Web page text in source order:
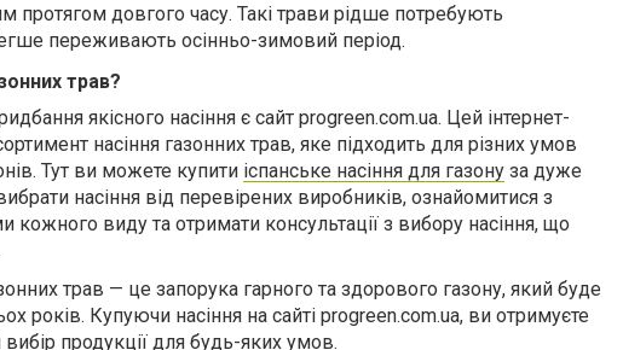
протягом довгого часу. Такі трави рідше потребують
переживають осінньо-зимовий період.
трав?
якісного насіння є сайт progreen.com.ua. Цей інтернет-
насіння газонних трав, яке підходить для різних умов
Тут ви можете купити іспанське насіння для газону за дуже
насіння від перевірених виробників, ознайомитися з
кожного виду та отримати консультації з вибору насіння, що
трав — це запорука гарного та здорового газону, який буде
років. Купуючи насіння на сайті progreen.com.ua, ви отримуєте
продукції для будь-яких умов.